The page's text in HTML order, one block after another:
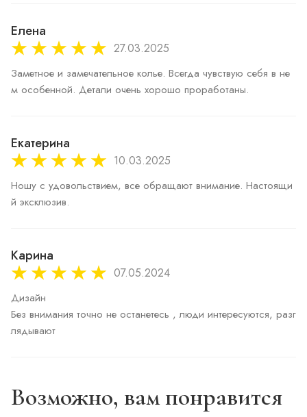
Елена
27.03.2025
Заметное и замечательное колье. Всегда чувствую себя в не
м особенной. Детали очень хорошо проработаны.
Екатерина
10.03.2025
Ношу с удовольствием, все обращают внимание. Настоящи
й эксклюзив.
Карина
07.05.2024
Дизайн
Без внимания точно не останетесь , люди интересуются, разг
Возможно, вам понравится